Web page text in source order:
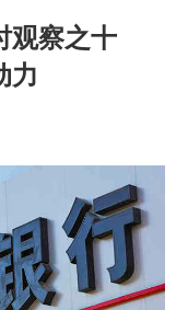
观察之十
力